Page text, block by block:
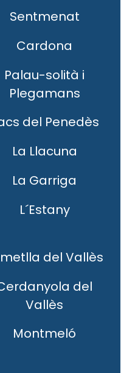
Sentmenat
Cardona
Palau-solità i
Plegamans
del Penedès
La Llacuna
La Garriga
L´Estany
del Vallès
del
Vallès
Montmeló